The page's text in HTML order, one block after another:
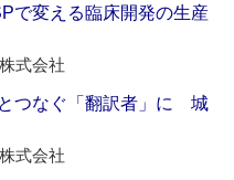
で変える臨床開発の生産
式会社
とつなぐ「翻訳者」に 城
式会社